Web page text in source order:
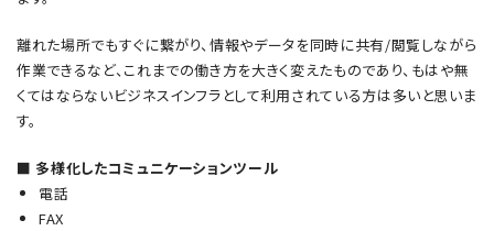
離れた場所でもすぐに繋がり、情報やデータを同時に共有/閲覧しながら
作業できるなど、これまでの働き方を大きく変えたものであり、もはや無
くてはならないビジネスインフラとして利用されている方は多いと思いま
す。
■ 多様化したコミュニケーションツール
電話
FAX